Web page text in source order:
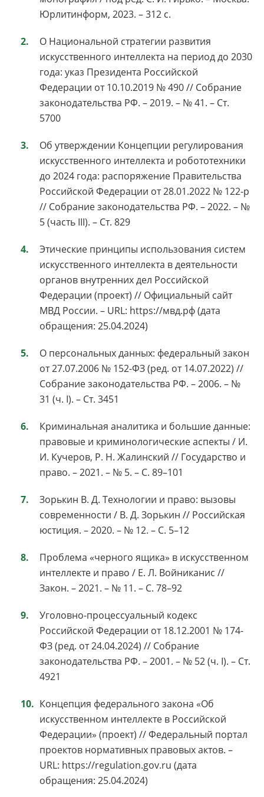
Юрлитинформ, 2023. – 312 с.
О Национальной стратегии развития
искусственного интеллекта на период до 2030
года: указ Президента Российской
Федерации от 10.10.2019 № 490 // Собрание
законодательства РФ. – 2019. – № 41. – Ст.
5700
Об утверждении Концепции регулирования
искусственного интеллекта и робототехники
до 2024 года: распоряжение Правительства
Российской Федерации от 28.01.2022 № 122-р
// Собрание законодательства РФ. – 2022. – №
5 (часть III). – Ст. 829
Этические принципы использования систем
искусственного интеллекта в деятельности
органов внутренних дел Российской
Федерации (проект) // Официальный сайт
МВД России. – URL: https://мвд.рф (дата
обращения: 25.04.2024)
О персональных данных: федеральный закон
от 27.07.2006 № 152-ФЗ (ред. от 14.07.2022) //
Собрание законодательства РФ. – 2006. – №
31 (ч. I). – Ст. 3451
Криминальная аналитика и большие данные:
правовые и криминологические аспекты / И.
И. Кучеров, Р. Н. Жалинский // Государство и
право. – 2021. – № 5. – С. 89–101
Зорькин В. Д. Технологии и право: вызовы
современности / В. Д. Зорькин // Российская
юстиция. – 2020. – № 12. – С. 5–12
Проблема «черного ящика» в искусственном
интеллекте и право / Е. Л. Войниканис //
Закон. – 2021. – № 11. – С. 78–92
Уголовно-процессуальный кодекс
Российской Федерации от 18.12.2001 № 174-
ФЗ (ред. от 24.04.2024) // Собрание
законодательства РФ. – 2001. – № 52 (ч. I). – Ст.
4921
Концепция федерального закона «Об
искусственном интеллекте в Российской
Федерации» (проект) // Федеральный портал
проектов нормативных правовых актов. –
URL: https://regulation.gov.ru (дата
обращения: 25.04.2024)